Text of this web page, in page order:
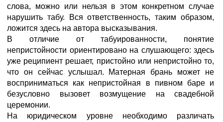
слова, можно или нельзя в этом конкретном случае
нарушить табу. Вся ответственность, таким образом,
ложится здесь на автора высказывания.
В отличие от табуированности, понятие
непристойности ориентировано на слушающего: здесь
уже реципиент решает, пристойно или непристойно то,
что он сейчас услышал. Матерная брань может не
восприниматься как непристойная в пивном баре и
безусловно вызовет возмущение на свадебной
церемонии.
На юридическом уровне необходимо различать